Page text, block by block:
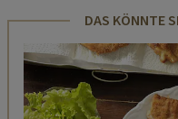
DAS KÖNNTE